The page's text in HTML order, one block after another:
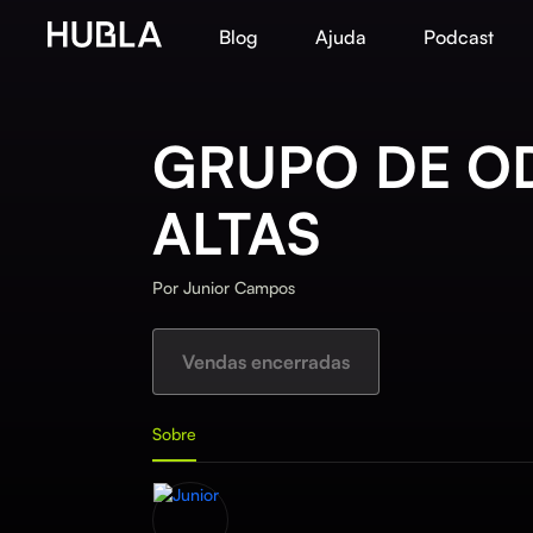
Blog Ajuda Podcast
GRUPO DE
ALTAS
Por Junior Campos
Vendas encerradas
Sobre